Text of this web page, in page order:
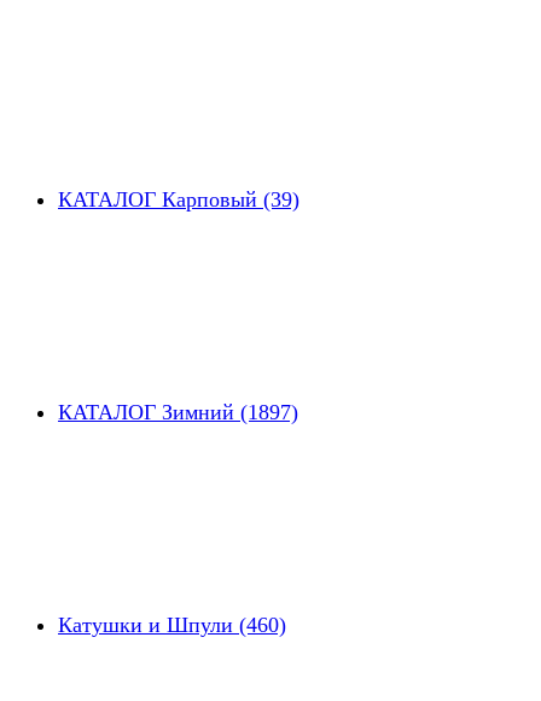
КАТАЛОГ Карповый (39)
КАТАЛОГ Зимний (1897)
Катушки и Шпули (460)